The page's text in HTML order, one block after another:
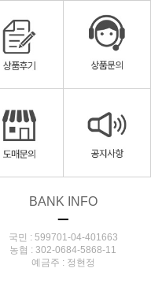
BANK INFO
ㅡ
국민 : 599701-04-401663
농협 : 302-0684-5868-11
예금주 : 정현정